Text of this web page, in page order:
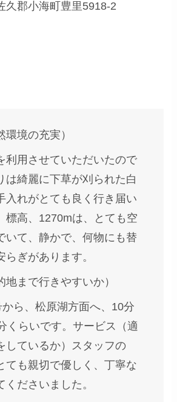
久郡小海町豊里5918-2
環境の充実）
利用させていただいたので
は綺麗に下草が刈られた白
入れがとても良く行き届い
標高、1270mは、とても空
いて、静かで、何物にも替
らぎがあります。
地まで行きやすいか）
から、松原湖方面へ、10分
くらいです。サービス（適
しているか）スタッフの
ても親切で優しく、丁寧な
くださいました。